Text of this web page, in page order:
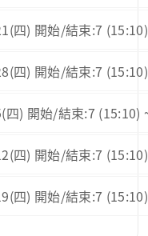
四) 開始/結束:7
四) 開始/結束:7
) 開始/結束:7
四) 開始/結束:7
四) 開始/結束:7